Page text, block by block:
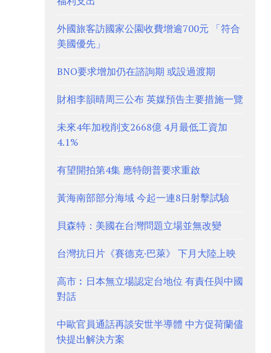
外國旅客訪國家公園收費增逾700元 「符合
美國優先」
BNO要求增加仍在諮詢期 或設過渡期
財相李韻晴周三公布 英媒預告主要措施一覽
未來4年加稅削支2668億 4月最低工資加
4.1%
有望開拍第4集 應特朗普要求重啟
黃海南部部分海域 今起一連8日射擊試驗
貝森特：美國在台灣問題立場並無改變
台灣抗日片《賽德克·巴萊》 下月大陸上映
高市︰日本無立場認定台地位 有責任與中國
對話
中歐官員通話再談安世半導體 中方促荷蘭儘
快提出解決方案